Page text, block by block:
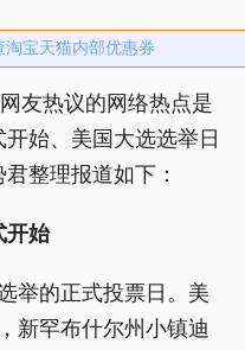
淘宝天猫内部优惠券
友热议的网络热点是
始、美国大选选举日
整理报道如下：
开始
举的正式投票日。美
新罕布什尔州小镇迪